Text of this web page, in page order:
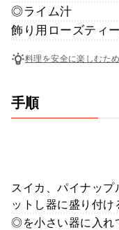
◎ライム汁
飾り用ローズティ
料理を安全に楽しむた
手順
スイカ、パイナッ
ットし器に盛り付け
◎を小さい器に入れ